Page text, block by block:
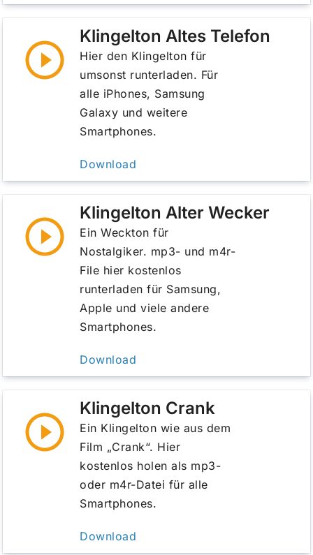
Klingelton Altes Telefon
Hier den Klingelton für
umsonst runterladen. Für
alle iPhones, Samsung
Galaxy und weitere
Smartphones.
Download
Klingelton Alter Wecker
Ein Weckton für
Nostalgiker. mp3- und m4r-
File hier kostenlos
runterladen für Samsung,
Apple und viele andere
Smartphones.
Download
Klingelton Crank
Ein Klingelton wie aus dem
Film „Crank“. Hier
kostenlos holen als mp3-
oder m4r-Datei für alle
Smartphones.
Download